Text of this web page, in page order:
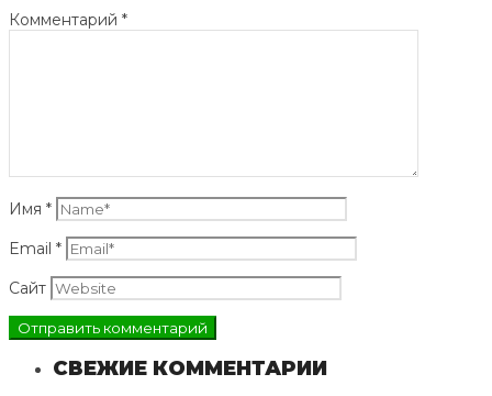
Комментарий *
Имя *
Email *
Сайт
СВЕЖИЕ КОММЕНТАРИИ